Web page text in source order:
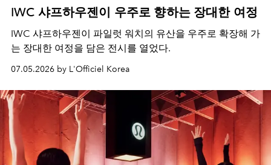
IWC 샤프하우젠이 우주로 향하는 장대한 여정
IWC 샤프하우젠이 파일럿 워치의 유산을 우주로 확장해 가
는 장대한 여정을 담은 전시를 열었다.
07.05.2026 by L'Officiel Korea